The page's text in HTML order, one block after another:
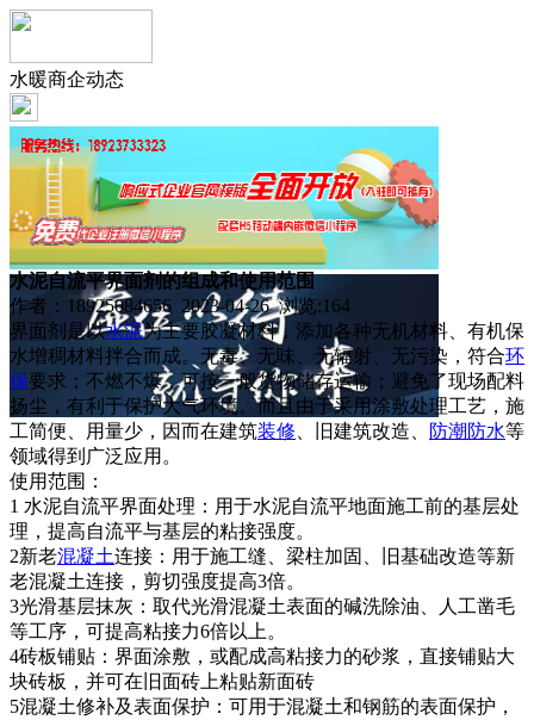
水暖商企动态
水泥自流平界面剂的组成和使用范围
作者：18925084656 2023-04-26 浏览:164
界面剂是以水泥为主要胶凝材料，添加各种无机材料、有机保
水增稠材料拌合而成。无毒、无味、无辐射、无污染，符合环
保要求；不燃不爆，可按一般货物储存运输；避免了现场配料
扬尘，有利于保护大气环境。而且由于采用涂敷处理工艺，施
工简便、用量少，因而在建筑装修 、旧建筑改造、 防潮 防水等
领域得到广泛应用。
使用范围：
1 水泥自流平界面处理：用于水泥自流平地面施工前的基层处
理，提高自流平与基层的粘接强度。
2新老混凝土连接：用于施工缝、梁柱加固、旧基础改造等新
老混凝土连接，剪切强度提高3倍。
3光滑基层抹灰：取代光滑混凝土表面的碱洗除油、人工凿毛
等工序，可提高粘接力6倍以上。
4砖板铺贴：界面涂敷，或配成高粘接力的砂浆，直接铺贴大
块砖板，并可在旧面砖上粘贴新面砖
5混凝土修补及表面保护：可用于混凝土和钢筋的表面保护，